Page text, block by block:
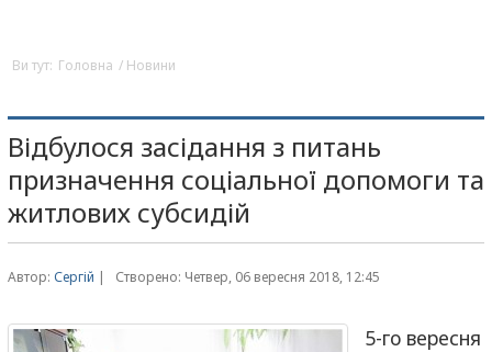
Ви тут: Головна / Новини
Відбулося засідання з питань
призначення соціальної допомоги та
житлових субсидій
Автор: Сергій | Створено: Четвер, 06 вересня 2018, 12:45
5-го вересня